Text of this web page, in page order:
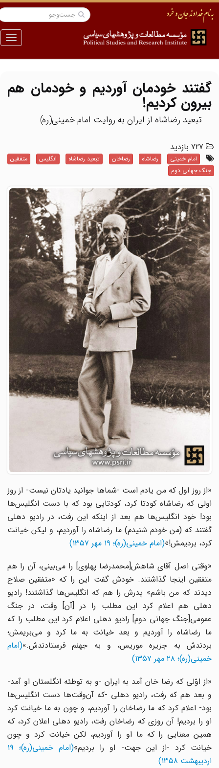
منو
گفتند خودمان آوردیم و خودمان هم
بیرون کردیم!
تبعید رضاشاه از ایران به روایت امام خمینی(ره)
727 بازدید
امام خمینی رضاشاه رضاخان تبعید رضاشاه انگلیس
متفقین
جنگ جهانی دوم
«از روز اول که من یادم است -شماها جوانید یادتان نیست- از روز
اولی که رضاشاه کودتا کرد، کودتایی بود که با دست انگلیس‌ها
بود! خود انگلیس‌ها هم بعد از اینکه این رفت، در رادیو دهلی
گفتند که (من خودم شنیدم) ما رضاشاه را آوردیم، و لیکن خیانت
کرد، بردیمش!»(امام خمینی(ره)؛ ۱۹ مهر ۱۳۵۷)
«وقتی اصل آقای شاهش[محمدرضا پهلوی] را می‌بینی، آن را هم
متفقین اینجا گذاشتند. خودش گفت این را که «متفقین صلاح
دیدند که من باشم» پدرش را هم که انگلیس‌ها گذاشتند! رادیو
دهلی هم اعلام کرد این مطلب را در [آن‌] وقت، در جنگ
عمومی[جنگ جهانی دوم] رادیو دهلی اعلام کرد این مطلب را که
ما رضاشاه را آوردیم و بعد خیانت به ما کرد و می‌بریمش؛
بردندش به جزیره موریس، و به جهنم فرستادندش.»(امام
خمینی(ره)؛ ۲۸ مهر ۱۳۵۷)
«از اوّلی که رضا خان آمد به ایران -و به توطئه انگلستان او آمد-
و بعد هم که رفت، رادیو دهلی -که آن‌وقت‌ها دست انگلیس‌ها
بود- اعلام کرد که ما رضاخان را آوردیم، و چون به ما خیانت کرد
او را بردیم! آن روزی که رضاخان رفت، رادیو دهلی اعلان کرد، که
همین معنایی را که ما او را آوردیم، لکن خیانت کرد و چون
خیانت کرد -از این جهت- او را بردیم»
(امام خمینی(ره)؛ ۱۹
اردیبهشت ۱۳۵۸)